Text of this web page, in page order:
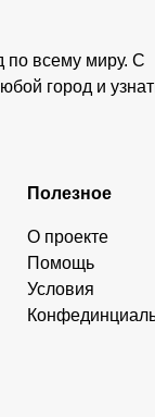
по всему миру. С
город и
Полезное
О проекте
Помощь
Условия